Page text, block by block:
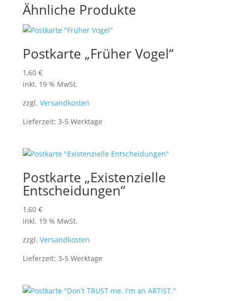
Ähnliche Produkte
Postkarte „Früher Vogel“
1,60 €
inkl. 19 % MwSt.
zzgl. Versandkosten
Lieferzeit: 3-5 Werktage
Postkarte „Existenzielle
Entscheidungen“
1,60 €
inkl. 19 % MwSt.
zzgl. Versandkosten
Lieferzeit: 3-5 Werktage